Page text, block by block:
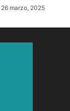
26 marzo, 2025